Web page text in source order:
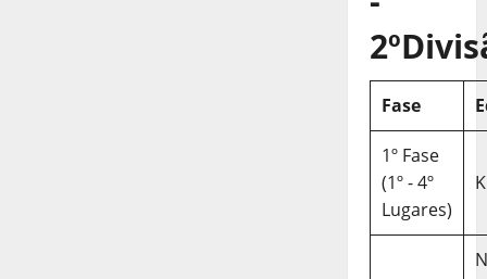
Fase
1º Fase
(1º - 4º
Lugares)